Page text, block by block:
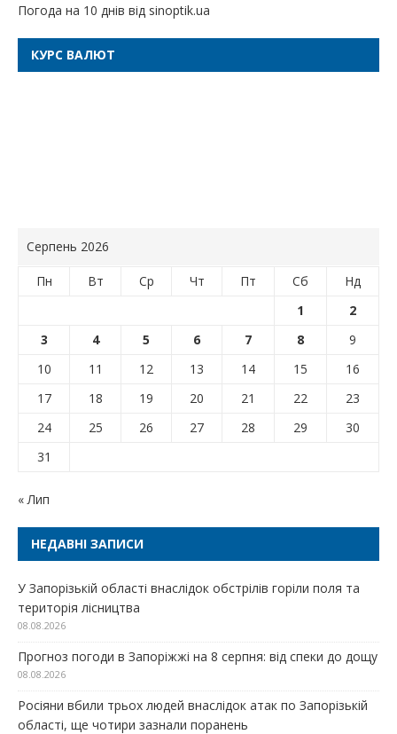
Погода на 10 днів від sinoptik.ua
КУРС ВАЛЮТ
Серпень 2026
Пн Вт Ср Чт Пт Сб
Нд
1
2
3
4 5 6 7 8
9
10
11 12 13 14 15
16
17
18 19 20 21 22
23
24
25 26 27 28 29
30
31
« Лип
НЕДАВНІ ЗАПИСИ
У Запорізькій області внаслідок обстрілів горіли поля та
територія лісництва
08.08.2026
Прогноз погоди в Запоріжжі на 8 серпня: від спеки до дощу
08.08.2026
Росіяни вбили трьох людей внаслідок атак по Запорізькій
області, ще чотири зазнали поранень